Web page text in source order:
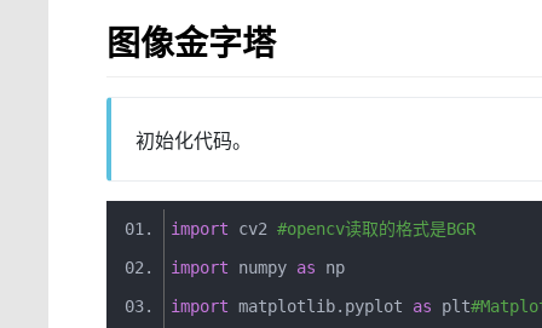
图像金字塔
初始化代码。
import cv2 #opencv读取的格式是BGR
import numpy as np
import matplotlib. pyplot as plt